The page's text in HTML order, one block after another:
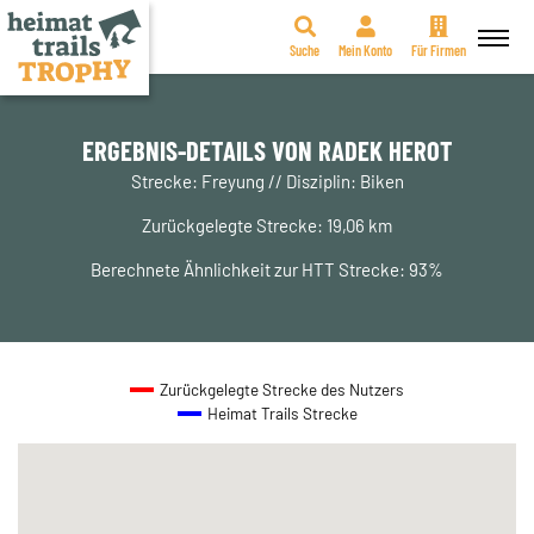
Zum
Suche Mein Konto Für Firmen
ERGEBNIS-DETAILS VON RADEK HEROT
Strecke: Freyung // Disziplin: Biken
Zurückgelegte Strecke: 19,06 km
Berechnete Ähnlichkeit zur HTT Strecke: 93%
Zurückgelegte Strecke des Nutzers
Heimat Trails Strecke